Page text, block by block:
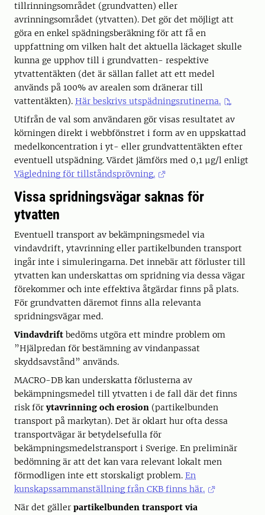
tillrinningsområdet (grundvatten) eller
avrinningsområdet (ytvatten). Det gör det möjligt att
göra en enkel spädningsberäkning för att få en
uppfattning om vilken halt det aktuella läckaget skulle
kunna ge upphov till i grundvatten- respektive
ytvattentäkten (det är sällan fallet att ett medel
används på 100% av arealen som dränerar till
vattentäkten). Här beskrivs utspädningsrutinerna.
Utifrån de val som användaren gör visas resultatet av
körningen direkt i webbfönstret i form av en uppskattad
medelkoncentration i yt- eller grundvattentäkten efter
eventuell utspädning. Värdet jämförs med 0,1 µg/l enligt
Vägledning för tillståndsprövning.
Vissa spridningsvägar saknas för
ytvatten
Eventuell transport av bekämpningsmedel via
vindavdrift, ytavrinning eller partikelbunden transport
ingår inte i simuleringarna. Det innebär att förluster till
ytvatten kan underskattas om spridning via dessa vägar
förekommer och inte effektiva åtgärdar finns på plats.
För grundvatten däremot finns alla relevanta
spridningsvägar med.
Vindavdrift bedöms utgöra ett mindre problem om
”Hjälpredan för bestämning av vindanpassat
skyddsavstånd” används.
MACRO-DB kan underskatta förlusterna av
bekämpningsmedel till ytvatten i de fall där det finns
risk förytavrinning och erosion (partikelbunden
transport på markytan). Det är oklart hur ofta dessa
transportvägar är betydelsefulla för
bekämpningsmedelstransport i Sverige. En preliminär
bedömning är att det kan vara relevant lokalt men
förmodligen inte ett storskaligt problem. En
kunskapssammanställning från CKB finns här.
När det gäller partikelbunden transport via